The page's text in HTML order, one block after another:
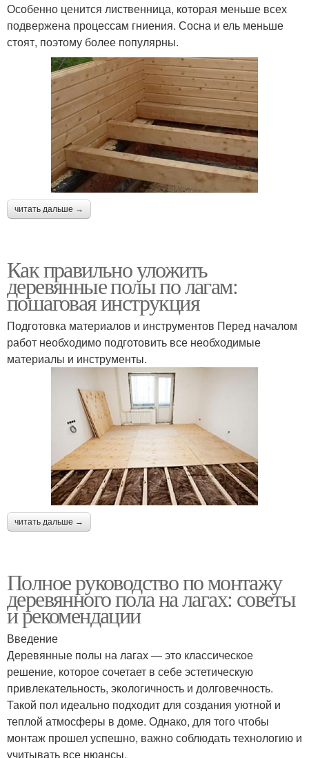
Особенно ценится лиственница, которая меньше всех
подвержена процессам гниения. Сосна и ель меньше
стоят, поэтому более популярны.
читать дальше →
Как правильно уложить
деревянные полы по лагам:
пошаговая инструкция
Подготовка материалов и инструментов Перед началом
работ необходимо подготовить все необходимые
материалы и инструменты.
читать дальше →
Полное руководство по монтажу
деревянного пола на лагах: советы
и рекомендации
Введение
Деревянные полы на лагах — это классическое
решение, которое сочетает в себе эстетическую
привлекательность, экологичность и долговечность.
Такой пол идеально подходит для создания уютной и
теплой атмосферы в доме. Однако, для того чтобы
монтаж прошел успешно, важно соблюдать технологию и
учитывать все нюансы.